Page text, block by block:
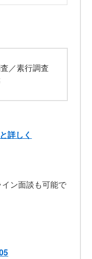
／素行調査
詳しく
ン面談も可能で